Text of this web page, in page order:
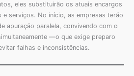
eles substituirão os atuais encargos
e serviços. No início, as empresas terão
apuração paralela, convivendo com o
—o que exige preparo
falhas e inconsistências.